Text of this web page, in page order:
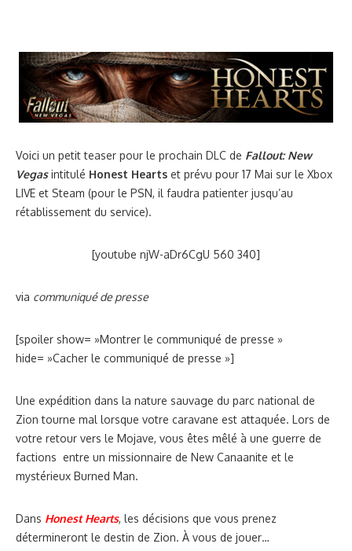
Voici un petit teaser pour le prochain DLC de Fallout: New
Vegasintitulé Honest Hearts et prévu pour 17 Mai sur le Xbox
LIVE et Steam (pour le PSN, il faudra patienter jusqu’au
rétablissement du service).
[youtube njW-aDr6CgU 560 340]
via communiqué de presse
[spoiler show= »Montrer le communiqué de presse »
hide= »Cacher le communiqué de presse »]
Une expédition dans la nature sauvage du parc national de
Zion tourne mal lorsque votre caravane est attaquée. Lors de
votre retour vers le Mojave, vous êtes mêlé à une guerre de
factions entre un missionnaire de New Canaanite et le
mystérieux Burned Man.
Dans Honest Hearts, les décisions que vous prenez
détermineront le destin de Zion. À vous de jouer…